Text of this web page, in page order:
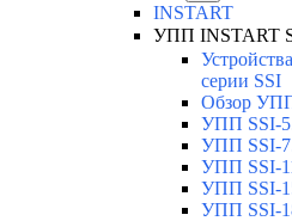
INSTART
УПП INSTART
серии SSI
Обзор
УПП SSI-
УПП SSI-
УПП SSI-
УПП SSI-
УПП SSI-